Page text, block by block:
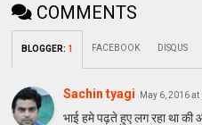
COMMENTS
BLOGGER: 1 FACEBOOK DISQUS
Sachin tyagi May 6, 2016 at
भाई हमे पढ़ते हुए लग रहा था की